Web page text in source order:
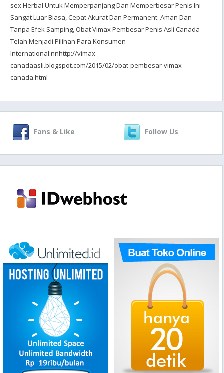
sex Herbal Untuk Memperpanjang Dan Memperbesar Penis Ini
Sangat Luar Biasa, Cepat Akurat Dan Permanent. Aman Dan
Tanpa Efek Samping, Obat Vimax Pembesar Penis Asli Canada
Telah Menjadi Pilihan Para Konsumen
International.nnhttp://vimax-
canadaasli.blogspot.com/2015/02/obat-pembesar-vimax-
canada.html
Fans & Like Follow Us